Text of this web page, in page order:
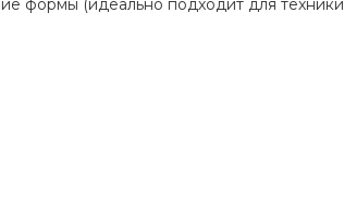
формы (идеально подходит для техники